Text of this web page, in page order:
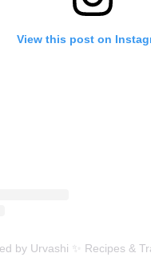
View this post on
by Urvashi ✨ Recipes &